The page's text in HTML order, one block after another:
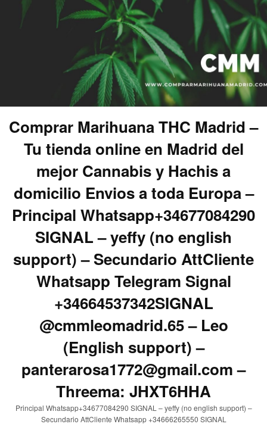
Comprar Marihuana THC Madrid –
Tu tienda online en Madrid del
mejor Cannabis y Hachis a
domicilio Envios a toda Europa –
Principal Whatsapp+34677084290
SIGNAL – yeffy (no english
support) – Secundario AttCliente
Whatsapp Telegram Signal
+34664537342SIGNAL
@cmmleomadrid.65 – Leo
(English support) –
panterarosa1772@gmail.com –
Threema: JHXT6HHA
Principal Whatsapp+34677084290 SIGNAL – yeffy (no english support) –
Secundario AttCliente Whatsapp +34666265550 SIGNAL